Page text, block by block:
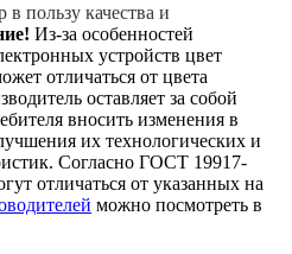
пользу качества и
Из-за особенностей
устройств цвет
отличаться от цвета
оставляет за собой
вносить изменения в
их технологических и
Согласно ГОСТ 19917-
отличаться от указанных на
можно посмотреть в